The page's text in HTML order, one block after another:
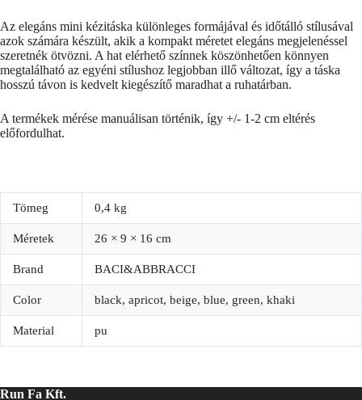
Az elegáns mini kézitáska különleges formájával és időtálló stílusával
azok számára készült, akik a kompakt méretet elegáns megjelenéssel
szeretnék ötvözni. A hat elérhető színnek köszönhetően könnyen
megtalálható az egyéni stílushoz legjobban illő változat, így a táska
hosszú távon is kedvelt kiegészítő maradhat a ruhatárban.
A termékek mérése manuálisan történik, így +/- 1-2 cm eltérés
előfordulhat.
Tömeg 0,4 kg
Méretek 26 × 9 × 16 cm
Brand BACI&ABBRACCI
Color black, apricot, beige, blue, green, khaki
Material pu
Run Fa Kft.